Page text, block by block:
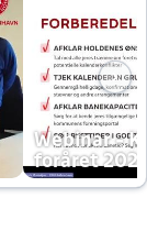
Webinar -
foråret